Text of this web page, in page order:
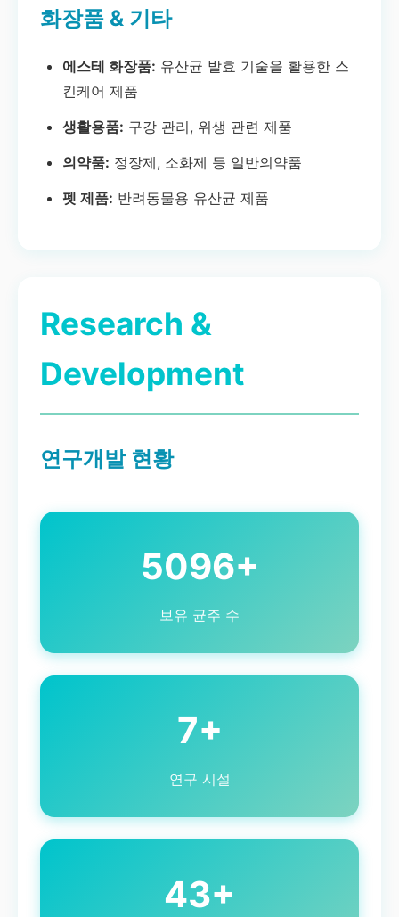
화장품 & 기타
에스테 화장품: 유산균 발효 기술을 활용한 스
킨케어 제품
생활용품: 구강 관리, 위생 관련 제품
의약품: 정장제, 소화제 등 일반의약품
펫 제품: 반려동물용 유산균 제품
Research &
Development
연구개발 현황
5096+
보유 균주 수
7+
연구 시설
43+